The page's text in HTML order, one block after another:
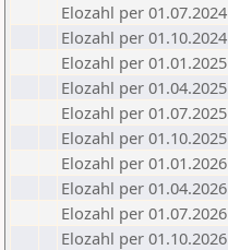
Elozahl per 01.07.2024
Elozahl per 01.10.2024
Elozahl per 01.01.2025
Elozahl per 01.04.2025
Elozahl per 01.07.2025
Elozahl per 01.10.2025
Elozahl per 01.01.2026
Elozahl per 01.04.2026
Elozahl per 01.07.2026
Elozahl per 01.10.2026